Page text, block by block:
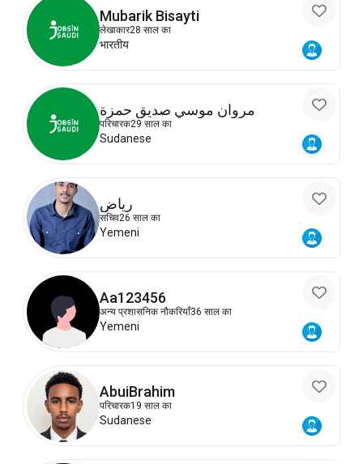
Mubarik Bisayti
लेखाकार28 साल का
भारतीय
مروان موسي صديق حمزة
परिचारक29 साल का
Sudanese
رياض
सचिव26 साल का
Yemeni
Aa123456
अन्य प्रशासनिक नौकरियाँ36 साल का
Yemeni
AbuiBrahim
परिचारक19 साल का
Sudanese